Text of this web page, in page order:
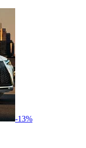
-13%